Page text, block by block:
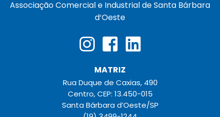
Associação Comercial e Industrial de Santa Bárbara
d‘Oeste
MATRIZ
Rua Duque de Caxias, 490
Centro, CEP: 13.450-015
Santa Bárbara d’Oeste/SP